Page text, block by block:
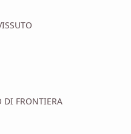
DI FRONTIERA